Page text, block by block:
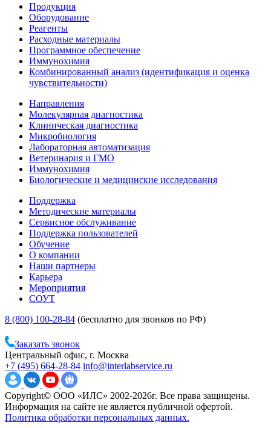
Продукция
Оборудование
Реагенты
Расходные материалы
Программное обеспечение
Иммунохимия
Комбинированный анализ (идентификация и оценка
чувствительности)
Направления
Молекулярная диагностика
Клиническая диагностика
Микробиология
Лабораторная автоматизация
Ветеринария и ГМО
Иммунохимия
Биологические и медицинские исследования
Поддержка
Методические материалы
Сервисное обслуживание
Поддержка пользователей
Обучение
О компании
Наши партнеры
Карьера
Мероприятия
СОУТ
8 (800) 100-28-84 (бесплатно для звонков по РФ)
Заказать звонок
Центральный офис, г. Москва
+7 (495) 664-28-84 info@interlabservice.ru
Copyright© ООО «ИЛС» 2002-2026г. Все права защищены.
Информация на сайте не является публичной офертой.
Политика обработки персональных данных.